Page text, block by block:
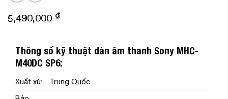
5,490,000 ₫
Thông số kỹ thuật dàn âm thanh Sony MHC-
M40DC SP6:
Xuất xứ
Trung Quốc